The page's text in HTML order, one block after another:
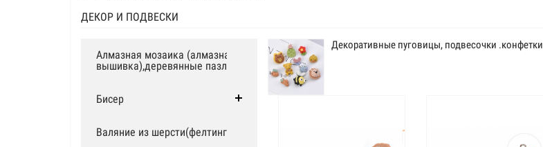
ДЕКОР И ПОДВЕСКИ
Алмазная мозаика (алмазная
вышивка),деревянные пазлы
Бисер
Валяние из шерсти(фелтинг)
Декоративные пуговицы, подвесочки